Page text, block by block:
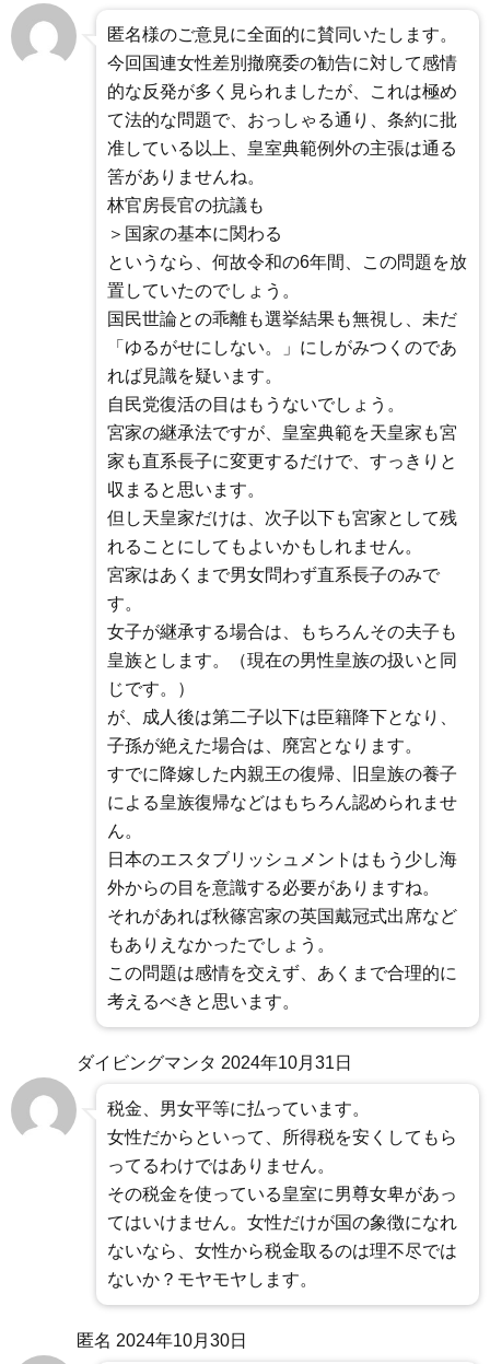
匿名様のご意見に全面的に賛同いたします。
今回国連女性差別撤廃委の勧告に対して感情
的な反発が多く見られましたが、これは極め
て法的な問題で、おっしゃる通り、条約に批
准している以上、皇室典範例外の主張は通る
筈がありませんね。
林官房長官の抗議も
＞国家の基本に関わる
というなら、何故令和の6年間、この問題を放
置していたのでしょう。
国民世論との乖離も選挙結果も無視し、未だ
「ゆるがせにしない。」にしがみつくのであ
れば見識を疑います。
自民党復活の目はもうないでしょう。
宮家の継承法ですが、皇室典範を天皇家も宮
家も直系長子に変更するだけで、すっきりと
収まると思います。
但し天皇家だけは、次子以下も宮家として残
れることにしてもよいかもしれません。
宮家はあくまで男女問わず直系長子のみで
す。
女子が継承する場合は、もちろんその夫子も
皇族とします。（現在の男性皇族の扱いと同
じです。）
が、成人後は第二子以下は臣籍降下となり、
子孫が絶えた場合は、廃宮となります。
すでに降嫁した内親王の復帰、旧皇族の養子
による皇族復帰などはもちろん認められませ
ん。
日本のエスタブリッシュメントはもう少し海
外からの目を意識する必要がありますね。
それがあれば秋篠宮家の英国戴冠式出席など
もありえなかったでしょう。
この問題は感情を交えず、あくまで合理的に
考えるべきと思います。
ダイビングマンタ 2024年10月31日
税金、男女平等に払っています。
女性だからといって、所得税を安くしてもら
ってるわけではありません。
その税金を使っている皇室に男尊女卑があっ
てはいけません。女性だけが国の象徴になれ
ないなら、女性から税金取るのは理不尽では
ないか？モヤモヤします。
匿名 2024年10月30日